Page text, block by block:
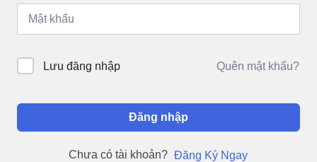
Lưu đăng nhập Quên mật khẩu?
Đăng nhập
Chưa có tài khoản? Đăng Ký Ngay